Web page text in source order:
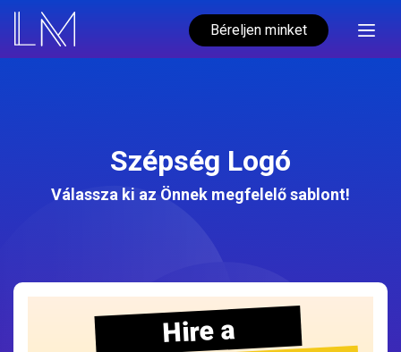
Béreljen minket
Szépség Logó
Válassza ki az Önnek megfelelő sablont!
Hire a